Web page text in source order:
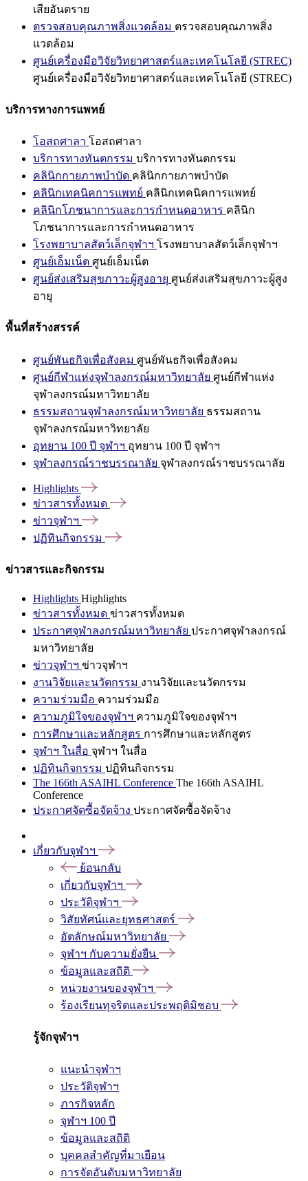
เสียอันตราย
ตรวจสอบคุณภาพสิ่งแวดล้อม ตรวจสอบคุณภาพสิ่ง
แวดล้อม
ศูนย์เครื่องมือวิจัยวิทยาศาสตร์และเทคโนโลยี (STREC)
ศูนย์เครื่องมือวิจัยวิทยาศาสตร์และเทคโนโลยี (STREC)
บริการทางการแพทย์
โอสถศาลา โอสถศาลา
บริการทางทันตกรรม บริการทางทันตกรรม
คลินิกกายภาพบำบัด คลินิกกายภาพบำบัด
คลินิกเทคนิคการแพทย์ คลินิกเทคนิคการแพทย์
คลินิกโภชนาการและการกำหนดอาหาร คลินิก
โภชนาการและการกำหนดอาหาร
โรงพยาบาลสัตว์เล็กจุฬาฯ โรงพยาบาลสัตว์เล็กจุฬาฯ
ศูนย์เอ็มเน็ต ศูนย์เอ็มเน็ต
ศูนย์ส่งเสริมสุขภาวะผู้สูงอายุ ศูนย์ส่งเสริมสุขภาวะผู้สูง
อายุ
พื้นที่สร้างสรรค์
ศูนย์พันธกิจเพื่อสังคม ศูนย์พันธกิจเพื่อสังคม
ศูนย์กีฬาแห่งจุฬาลงกรณ์มหาวิทยาลัย ศูนย์กีฬาแห่ง
จุฬาลงกรณ์มหาวิทยาลัย
ธรรมสถานจุฬาลงกรณ์มหาวิทยาลัย ธรรมสถาน
จุฬาลงกรณ์มหาวิทยาลัย
อุทยาน 100 ปี จุฬาฯ อุทยาน 100 ปี จุฬาฯ
จุฬาลงกรณ์ราชบรรณาลัย จุฬาลงกรณ์ราชบรรณาลัย
Highlights
ข่าวสารทั้งหมด
ข่าวจุฬาฯ
ปฏิทินกิจกรรม
ข่าวสารและกิจกรรม
Highlights Highlights
ข่าวสารทั้งหมด ข่าวสารทั้งหมด
ประกาศจุฬาลงกรณ์มหาวิทยาลัย ประกาศจุฬาลงกรณ์
มหาวิทยาลัย
ข่าวจุฬาฯ ข่าวจุฬาฯ
งานวิจัยและนวัตกรรม งานวิจัยและนวัตกรรม
ความร่วมมือ ความร่วมมือ
ความภูมิใจของจุฬาฯ ความภูมิใจของจุฬาฯ
การศึกษาและหลักสูตร การศึกษาและหลักสูตร
จุฬาฯ ในสื่อ จุฬาฯ ในสื่อ
ปฏิทินกิจกรรม ปฏิทินกิจกรรม
The 166th ASAIHL Conference The 166th ASAIHL
Conference
ประกาศจัดซื้อจัดจ้าง ประกาศจัดซื้อจัดจ้าง
เกี่ยวกับจุฬาฯ
ย้อนกลับ
เกี่ยวกับจุฬาฯ
ประวัติจุฬาฯ
วิสัยทัศน์และยุทธศาสตร์
อัตลักษณ์มหาวิทยาลัย
จุฬาฯ กับความยั่งยืน
ข้อมูลและสถิติ
หน่วยงานของจุฬาฯ
ร้องเรียนทุจริตและประพฤติมิชอบ
รู้จักจุฬาฯ
แนะนำจุฬาฯ
ประวัติจุฬาฯ
ภารกิจหลัก
จุฬาฯ 100 ปี
ข้อมูลและสถิติ
บุคคลสำคัญที่มาเยือน
การจัดอันดับมหาวิทยาลัย